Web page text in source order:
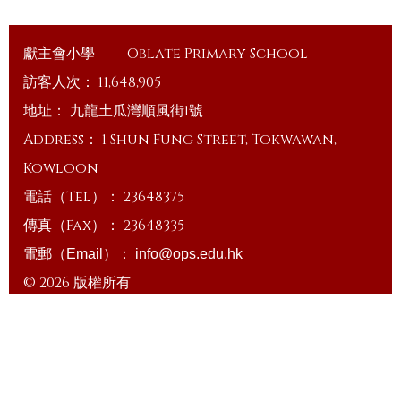
獻主會小學
Oblate Primary School
訪客人次： 11,648,905
地址： 九龍土瓜灣順風街1號
Address： 1 Shun Fung Street, Tokwawan,
Kowloon
電話（Tel）： 23648375
傳真（Fax）： 23648335
電郵（Email）： info@ops.edu.hk
© 2026 版權所有